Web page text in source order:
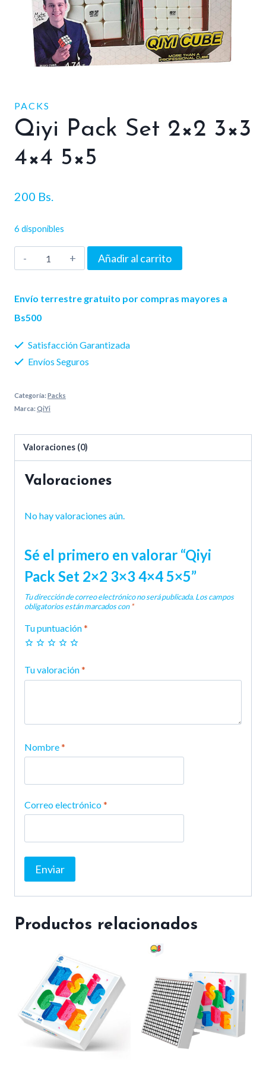
PACKS
Qiyi Pack Set 2×2 3×3
4×4 5×5
200 Bs.
6 disponibles
Qiyi
Set
2×2
4×4
Añadir al carrito
Envío terrestre gratuito por compras mayores a
Bs500
Satisfacción Garantizada
Envíos Seguros
Categoría:Packs
Marca:QiYi
Valoraciones (0)
Valoraciones
No hay valoraciones aún.
Sé el primero en valorar “Qiyi
Pack Set 2×2 3×3 4×4 5×5”
Tu dirección de correo electrónico no será publicada.Los campos
obligatorios están marcados con*
Tu puntuación*
Tu valoración*
Nombre*
Correo electrónico*
Productos relacionados